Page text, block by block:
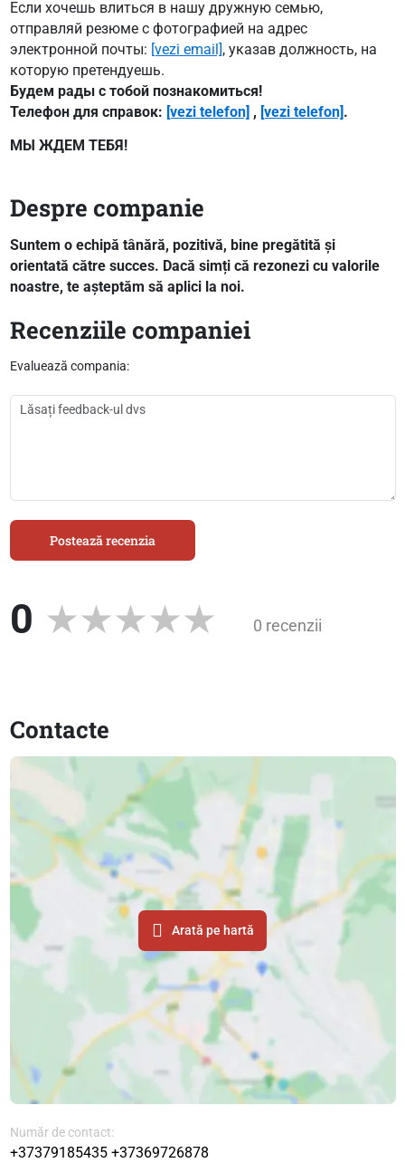
Если хочешь влиться в нашу дружную семью,
отправляй резюме с фотографией на адрес
электронной почты: [vezi email], указав должность, на
которую претендуешь.
Будем рады с тобой познакомиться!
Телефон для справок: [vezi telefon] , [vezi telefon].
МЫ ЖДЕМ ТЕБЯ!
Despre companie
Suntem o echipă tânără, pozitivă, bine pregătită și
orientată către succes. Dacă simți că rezonezi cu valorile
noastre, te așteptăm să aplici la noi.
Recenziile companiei
Evaluează compania:
Postează recenzia
0 0 recenzii
Contacte
Arată pe hartă
Număr de contact:
+37379185435 +37369726878